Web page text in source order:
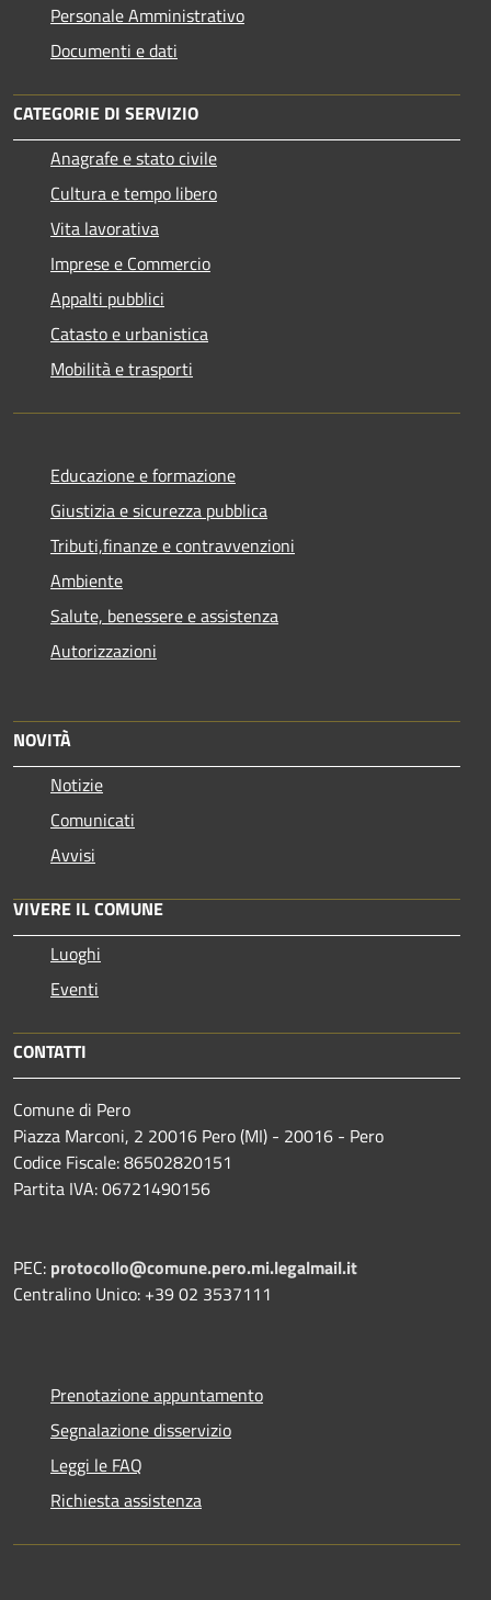
Personale Amministrativo
Documenti e dati
CATEGORIE DI SERVIZIO
Anagrafe e stato civile
Cultura e tempo libero
Vita lavorativa
Imprese e Commercio
Appalti pubblici
Catasto e urbanistica
Mobilità e trasporti
Educazione e formazione
Giustizia e sicurezza pubblica
Tributi,finanze e contravvenzioni
Ambiente
Salute, benessere e assistenza
Autorizzazioni
NOVITÀ
Notizie
Comunicati
Avvisi
VIVERE IL COMUNE
Luoghi
Eventi
CONTATTI
Comune di Pero
Piazza Marconi, 2 20016 Pero (MI) - 20016 - Pero
Codice Fiscale: 86502820151
Partita IVA: 06721490156
PEC: protocollo@comune.pero.mi.legalmail.it
Centralino Unico: +39 02 3537111
Prenotazione appuntamento
Segnalazione disservizio
Leggi le FAQ
Richiesta assistenza